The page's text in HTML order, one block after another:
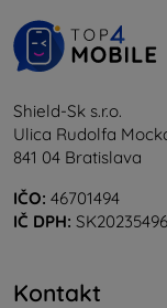
Shield-Sk s.r.o.
Ulica Rudolfa
841 04 Bratislava
IČO: 46701494
IČ DPH:
Kontakt